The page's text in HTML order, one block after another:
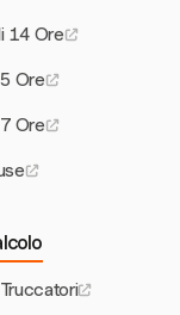
14 Ore
Ore
Ore